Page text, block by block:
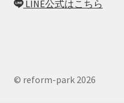
LINE公式はこちら
© reform-park 2026